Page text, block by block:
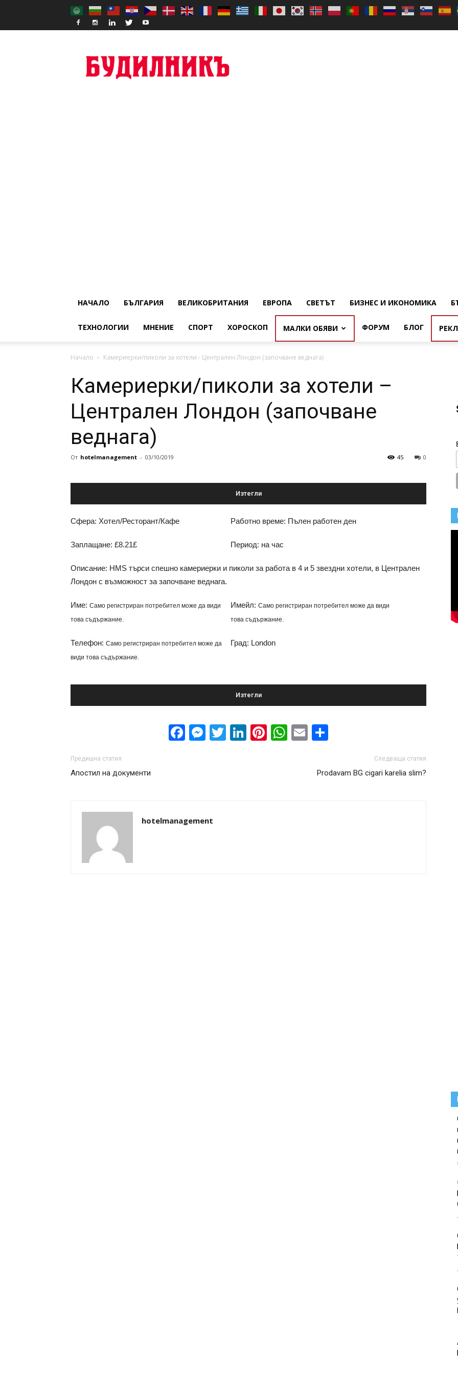
НАЧАЛО БЪЛГАРИЯ ВЕЛИКОБРИТАНИЯ ЕВРОПА СВЕТЪТ БИЗНЕС И ИКОНОМИКА
ТЕХНОЛОГИИ МНЕНИЕ СПОРТ ХОРОСКОП МАЛКИ ОБЯВИ ФОРУМ БЛОГ
Начало Камериерки/пиколи за хотели - Централен Лондон (започване веднага)
Камериерки/пиколи за хотели –
Централен Лондон (започване
веднага)
От hotelmanagement - 03/10/2019 0
45
Изтегли
Сфера: Хотел/Ресторант/Кафе Работно време: Пълен работен ден
Заплащане: £8.21£ Период: на час
Описание: HMS търси спешно камериерки и пиколи за работа в 4 и 5 звездни хотели, в Централен
Лондон с възможност за започване веднага.
Име: Само регистриран потребител може да види
това съдържание.
Имейл:Само регистриран потребител може да види
това съдържание.
Телефон: Само регистриран потребител може да
види това съдържание.
Град: London
Изтегли
Facebook
Messenger
Twitter
LinkedIn
Pinterest
WhatsApp
Email
Предишна статия
Апостил на документи
Следваща статия
Prodavam BG cigari karelia slim?
hotelmanagement